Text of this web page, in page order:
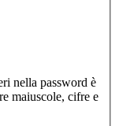
nella password è
maiuscole, cifre e